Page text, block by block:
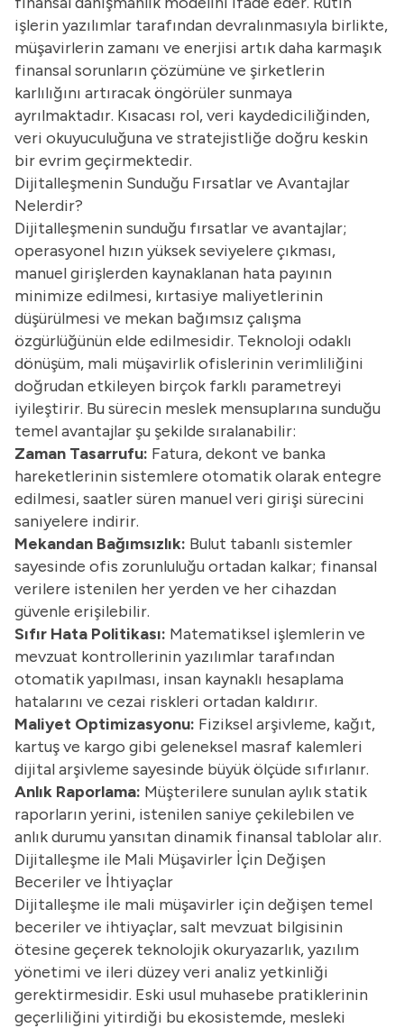
işlerin yazılımlar tarafından devralınmasıyla birlikte,
müşavirlerin zamanı ve enerjisi artık daha karmaşık
finansal sorunların çözümüne ve şirketlerin
karlılığını artıracak öngörüler sunmaya
ayrılmaktadır. Kısacası rol, veri kaydediciliğinden,
veri okuyuculuğuna ve stratejistliğe doğru keskin
bir evrim geçirmektedir.
Dijitalleşmenin Sunduğu Fırsatlar ve Avantajlar
Nelerdir?
Dijitalleşmenin sunduğu fırsatlar ve avantajlar;
operasyonel hızın yüksek seviyelere çıkması,
manuel girişlerden kaynaklanan hata payının
minimize edilmesi, kırtasiye maliyetlerinin
düşürülmesi ve mekan bağımsız çalışma
özgürlüğünün elde edilmesidir. Teknoloji odaklı
dönüşüm, mali müşavirlik ofislerinin verimliliğini
doğrudan etkileyen birçok farklı parametreyi
iyileştirir. Bu sürecin meslek mensuplarına sunduğu
temel avantajlar şu şekilde sıralanabilir:
Zaman Tasarrufu: Fatura, dekont ve banka
hareketlerinin sistemlere otomatik olarak entegre
edilmesi, saatler süren manuel veri girişi sürecini
saniyelere indirir.
Mekandan Bağımsızlık: Bulut tabanlı sistemler
sayesinde ofis zorunluluğu ortadan kalkar; finansal
verilere istenilen her yerden ve her cihazdan
güvenle erişilebilir.
Sıfır Hata Politikası: Matematiksel işlemlerin ve
mevzuat kontrollerinin yazılımlar tarafından
otomatik yapılması, insan kaynaklı hesaplama
hatalarını ve cezai riskleri ortadan kaldırır.
Maliyet Optimizasyonu: Fiziksel arşivleme, kağıt,
kartuş ve kargo gibi geleneksel masraf kalemleri
dijital arşivleme sayesinde büyük ölçüde sıfırlanır.
Anlık Raporlama: Müşterilere sunulan aylık statik
raporların yerini, istenilen saniye çekilebilen ve
anlık durumu yansıtan dinamik finansal tablolar alır.
Dijitalleşme ile Mali Müşavirler İçin Değişen
Beceriler ve İhtiyaçlar
Dijitalleşme ile mali müşavirler için değişen temel
beceriler ve ihtiyaçlar, salt mevzuat bilgisinin
ötesine geçerek teknolojik okuryazarlık, yazılım
yönetimi ve ileri düzey veri analiz yetkinliği
gerektirmesidir. Eski usul muhasebe pratiklerinin
geçerliliğini yitirdiği bu ekosistemde, mesleki